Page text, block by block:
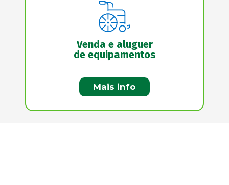
Venda e aluguer
de equipamentos
Mais info